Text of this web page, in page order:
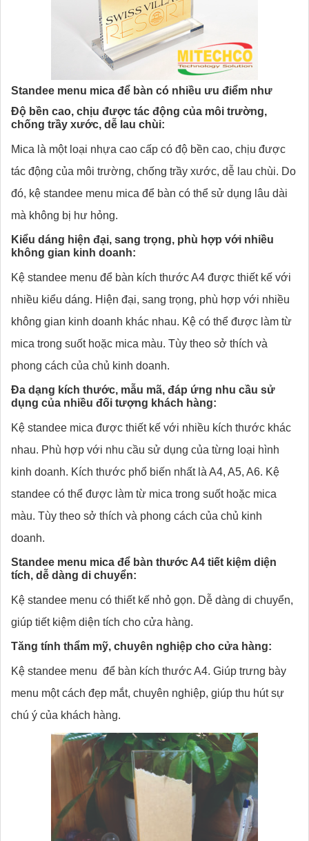
Standee menu mica để bàn có nhiều ưu điểm như
Độ bền cao, chịu được tác động của môi trường,
chống trầy xước, dễ lau chùi:
Mica là một loại nhựa cao cấp có độ bền cao, chịu được
tác động của môi trường, chống trầy xước, dễ lau chùi. Do
đó, kệ standee menu mica để bàn có thể sử dụng lâu dài
mà không bị hư hỏng.
Kiểu dáng hiện đại, sang trọng, phù hợp với nhiều
không gian kinh doanh:
Kệ standee menu để bàn kích thước A4 được thiết kế với
nhiều kiểu dáng. Hiện đại, sang trọng, phù hợp với nhiều
không gian kinh doanh khác nhau. Kệ có thể được làm từ
mica trong suốt hoặc mica màu. Tùy theo sở thích và
phong cách của chủ kinh doanh.
Đa dạng kích thước, mẫu mã, đáp ứng nhu cầu sử
dụng của nhiều đối tượng khách hàng:
Kệ standee mica được thiết kế với nhiều kích thước khác
nhau. Phù hợp với nhu cầu sử dụng của từng loại hình
kinh doanh. Kích thước phổ biến nhất là A4, A5, A6. Kệ
standee có thể được làm từ mica trong suốt hoặc mica
màu. Tùy theo sở thích và phong cách của chủ kinh
doanh.
Standee menu mica để bàn thước A4 tiết kiệm diện
tích, dễ dàng di chuyển:
Kệ standee menu có thiết kế nhỏ gọn. Dễ dàng di chuyển,
giúp tiết kiệm diện tích cho cửa hàng.
Tăng tính thẩm mỹ, chuyên nghiệp cho cửa hàng:
Kệ standee menu để bàn kích thước A4. Giúp trưng bày
menu một cách đẹp mắt, chuyên nghiệp, giúp thu hút sự
chú ý của khách hàng.